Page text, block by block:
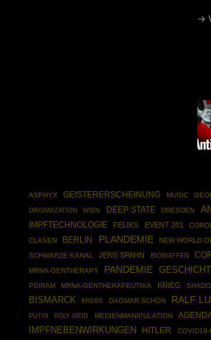
→
ASPHYX
GEISTERERSCHEINUNG MUSIC
ORGANIZATION
WIEN DEEP STATE DRESDEN
IMPFTECHNOLOGIE
FELIKS EVENT 201
CLASEN
BERLIN PLANDEMIE NEW WORLD
SCHWARZE KANAL
JENS SPAHN BIOWAFFEN
MRNA-GENTHERAPY PANDEMIE
PSIRAM MRNA-GENTHERAPEUTIKA KRIEG
BISMARCK
KREBS DAGMAR SCHÖN RALF
PUTIN POLY GRID MEDIENMANIPULATION
IMPFNEBENWIRKUNGEN
HITLER COVID19-